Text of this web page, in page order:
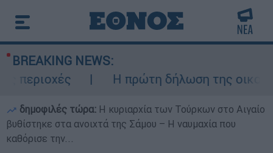
BREAKING NEWS:
Η πρώτη δήλωση της
δημοφιλές τώρα: Η κυριαρχία των Τούρκων στο Αιγαίο
βυθίστηκε στα ανοιχτά της Σάμου – Η ναυμαχία που
καθόρισε την...